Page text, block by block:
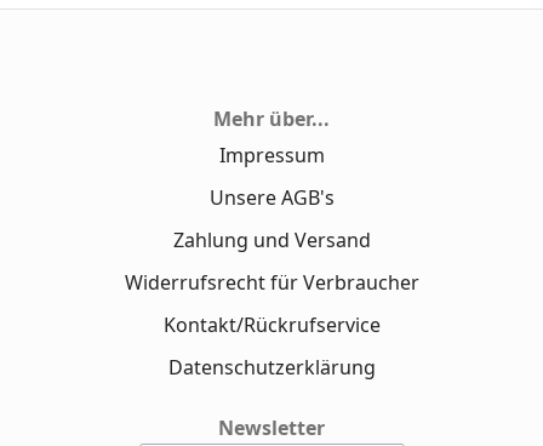
Mehr über...
Impressum
Unsere AGB's
Zahlung und Versand
Widerrufsrecht für Verbraucher
Kontakt/Rückrufservice
Datenschutzerklärung
Newsletter